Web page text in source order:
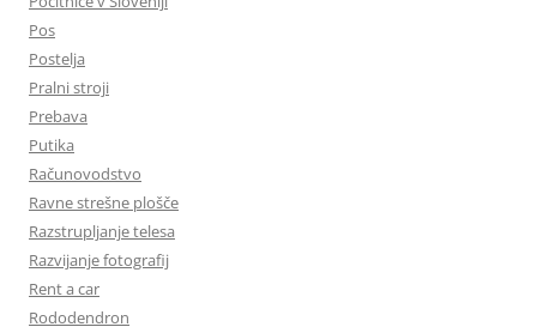
Pos
Postelja
Pralni stroji
Prebava
Putika
Računovodstvo
Ravne strešne plošče
Razstrupljanje telesa
Razvijanje fotografij
Rent a car
Rododendron